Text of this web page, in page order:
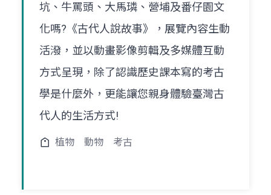
坑、牛罵頭、大馬璘、營埔及番仔園文
化嗎?《古代人說故事》，展覽內容生動
活潑，並以動畫影像剪輯及多媒體互動
方式呈現，除了認識歷史課本寫的考古
學是什麼外，更能讓您親身體驗臺灣古
代人的生活方式!
植物 動物 考古